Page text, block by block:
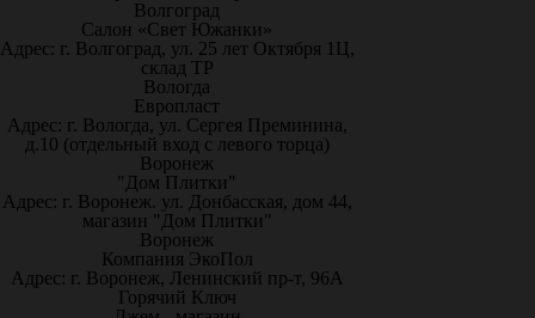
Волгоград
Салон «Свет Южанки»
Адрес: г. Волгоград, ул. 25 лет Октября 1Ц,
склад ТР
Вологда
Европласт
Адрес: г. Вологда, ул. Сергея Преминина,
д.10 (отдельный вход с левого торца)
Воронеж
"Дом Плитки"
Адрес: г. Воронеж. ул. Донбасская, дом 44,
магазин "Дом Плитки"
Воронеж
Компания ЭкоПол
Адрес: г. Воронеж, Ленинский пр-т, 96А
Горячий Ключ